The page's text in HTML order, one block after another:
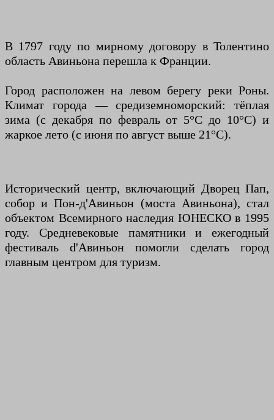
В 1797 году по мирному договору в Толентино
область Авиньона перешла к Франции.
Город расположен на левом берегу реки Роны.
Климат города — средиземноморский: тёплая
зима (с декабря по февраль от 5°C до 10°C) и
жаркое лето (с июня по август выше 21°C).
Исторический центр, включающий Дворец Пап,
собор и Пон-д'Авиньон (моста Авиньона), стал
объектом Всемирного наследия ЮНЕСКО в 1995
году. Средневековые памятники и ежегодный
фестиваль d'Авиньон помогли сделать город
главным центром для туризм.